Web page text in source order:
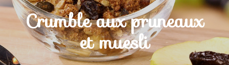
MES RECETTES
EN COULISSES
Crumble aux pruneaux
et muesli